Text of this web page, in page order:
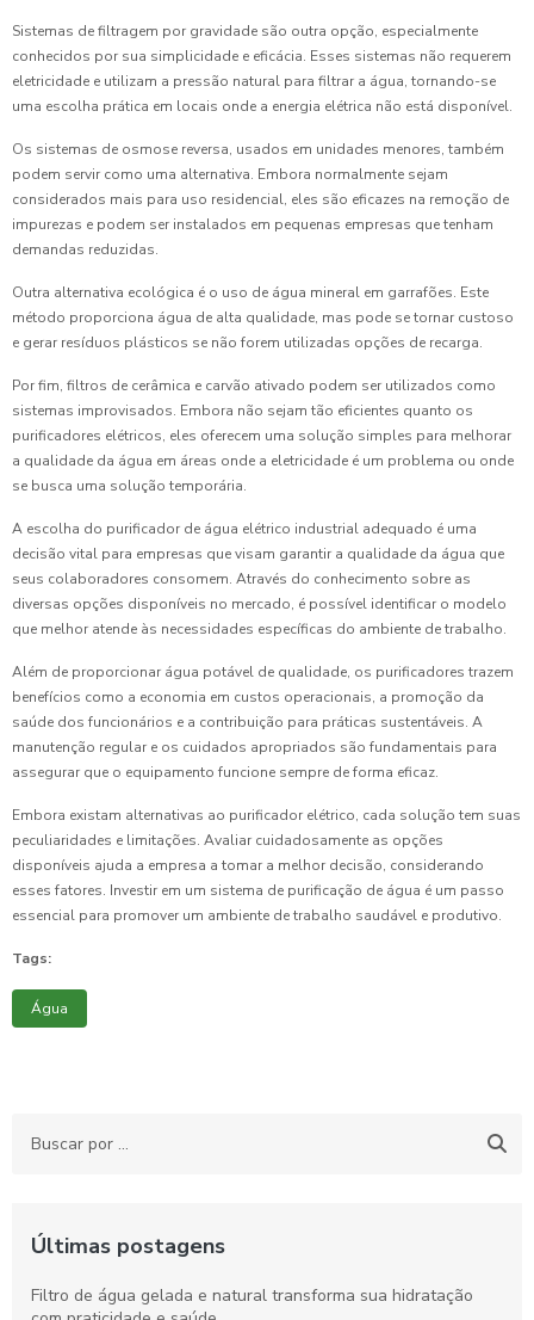
Sistemas de filtragem por gravidade são outra opção, especialmente
conhecidos por sua simplicidade e eficácia. Esses sistemas não requerem
eletricidade e utilizam a pressão natural para filtrar a água, tornando-se
uma escolha prática em locais onde a energia elétrica não está disponível.
Os sistemas de osmose reversa, usados em unidades menores, também
podem servir como uma alternativa. Embora normalmente sejam
considerados mais para uso residencial, eles são eficazes na remoção de
impurezas e podem ser instalados em pequenas empresas que tenham
demandas reduzidas.
Outra alternativa ecológica é o uso de água mineral em garrafões. Este
método proporciona água de alta qualidade, mas pode se tornar custoso
e gerar resíduos plásticos se não forem utilizadas opções de recarga.
Por fim, filtros de cerâmica e carvão ativado podem ser utilizados como
sistemas improvisados. Embora não sejam tão eficientes quanto os
purificadores elétricos, eles oferecem uma solução simples para melhorar
a qualidade da água em áreas onde a eletricidade é um problema ou onde
se busca uma solução temporária.
A escolha do purificador de água elétrico industrial adequado é uma
decisão vital para empresas que visam garantir a qualidade da água que
seus colaboradores consomem. Através do conhecimento sobre as
diversas opções disponíveis no mercado, é possível identificar o modelo
que melhor atende às necessidades específicas do ambiente de trabalho.
Além de proporcionar água potável de qualidade, os purificadores trazem
benefícios como a economia em custos operacionais, a promoção da
saúde dos funcionários e a contribuição para práticas sustentáveis. A
manutenção regular e os cuidados apropriados são fundamentais para
assegurar que o equipamento funcione sempre de forma eficaz.
Embora existam alternativas ao purificador elétrico, cada solução tem suas
peculiaridades e limitações. Avaliar cuidadosamente as opções
disponíveis ajuda a empresa a tomar a melhor decisão, considerando
esses fatores. Investir em um sistema de purificação de água é um passo
essencial para promover um ambiente de trabalho saudável e produtivo.
Tags:
Água
Últimas postagens
Filtro de água gelada e natural transforma sua hidratação